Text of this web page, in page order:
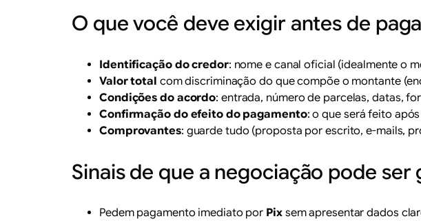
O que você deve exigir antes de
Identificação do credor: nome e canal oficial (idealmente o
Valor total com discriminação do que compõe o montante
Condições do acordo: entrada, número de parcelas, datas,
Confirmação do efeito do pagamento: o que será feito
Comprovantes: guarde tudo (proposta por escrito, e-mails,
Sinais de que a negociação pode
Pedem pagamento imediato por Pixsem apresentar dados